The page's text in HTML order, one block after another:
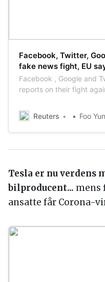
Facebook, Twitter,
fake news fight, EU
Facebook , Google and
reports on their fight
and China for their roles
Reuters Foo
Tesla er nu verdens
bilproducent... mens
ansatte får Corona-